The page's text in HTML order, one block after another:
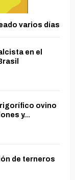
varios días
en el
ovino
y...
de terneros